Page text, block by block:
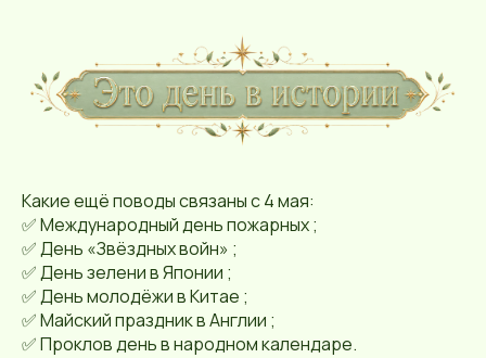
Какие ещё поводы связаны с 4 мая:
✅ Международный день пожарных ;
✅ День «Звёздных войн» ;
✅ День зелени в Японии ;
✅ День молодёжи в Китае ;
✅ Майский праздник в Англии ;
✅ Проклов день в народном календаре.